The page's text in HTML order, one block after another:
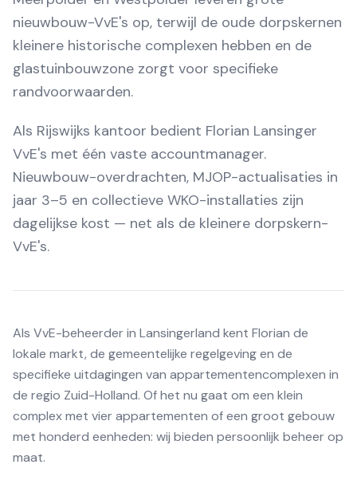
nieuwbouw-VvE's op, terwijl de oude dorpskernen
kleinere historische complexen hebben en de
glastuinbouwzone zorgt voor specifieke
randvoorwaarden.
Als Rijswijks kantoor bedient Florian Lansinger
VvE's met één vaste accountmanager.
Nieuwbouw-overdrachten, MJOP-actualisaties in
jaar 3–5 en collectieve WKO-installaties zijn
dagelijkse kost — net als de kleinere dorpskern-
VvE's.
Als VvE-beheerder in Lansingerland kent Florian de
lokale markt, de gemeentelijke regelgeving en de
specifieke uitdagingen van appartementencomplexen in
de regio Zuid-Holland. Of het nu gaat om een klein
complex met vier appartementen of een groot gebouw
met honderd eenheden: wij bieden persoonlijk beheer op
maat.